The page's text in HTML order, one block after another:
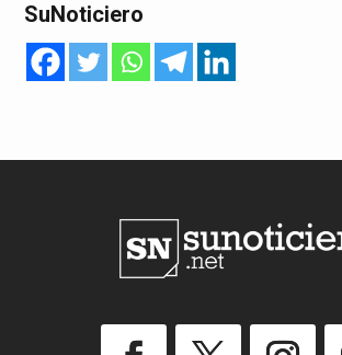
SuNoticiero